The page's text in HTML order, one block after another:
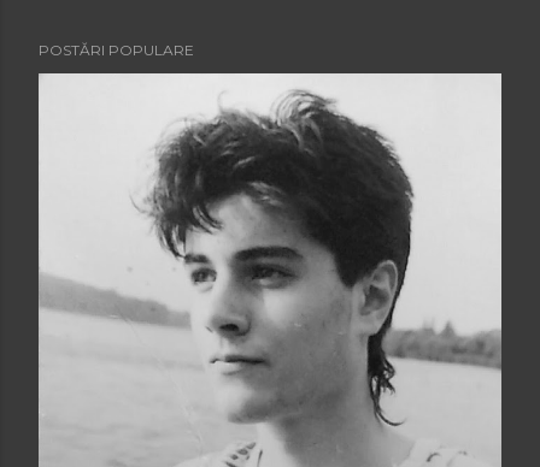
POSTĂRI POPULARE